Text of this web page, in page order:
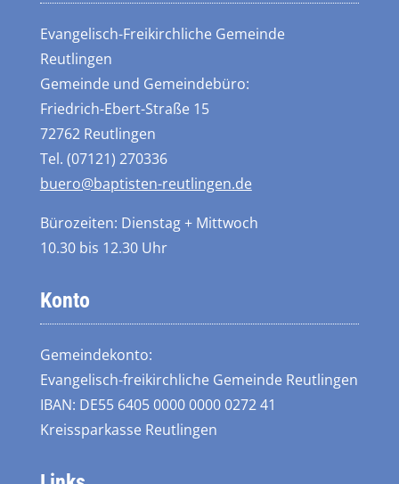
Evangelisch-Freikirchliche Gemeinde
Reutlingen
Gemeinde und Gemeindebüro:
Friedrich-Ebert-Straße 15
72762 Reutlingen
Tel. (07121) 270336
buero@baptisten-reutlingen.de
Bürozeiten: Dienstag + Mittwoch
10.30 bis 12.30 Uhr
Konto
Gemeindekonto:
Evangelisch-freikirchliche Gemeinde Reutlingen
IBAN: DE55 6405 0000 0000 0272 41
Kreissparkasse Reutlingen